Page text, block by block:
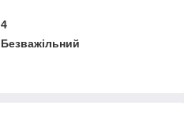
4
Безважільний